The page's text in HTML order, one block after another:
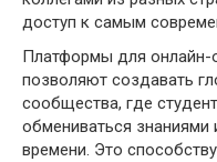
доступ к самым
Платформы для онлайн-
позволяют создавать
сообщества, где
обмениваться
времени. Это